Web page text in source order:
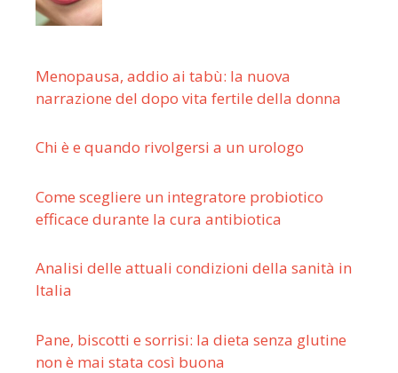
Menopausa, addio ai tabù: la nuova
narrazione del dopo vita fertile della donna
Chi è e quando rivolgersi a un urologo
Come scegliere un integratore probiotico
efficace durante la cura antibiotica
Analisi delle attuali condizioni della sanità in
Italia
Pane, biscotti e sorrisi: la dieta senza glutine
non è mai stata così buona